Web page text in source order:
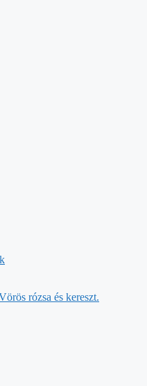
rózsa és kereszt.